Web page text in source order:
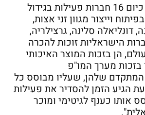
בישראל קיימות כיום 16 חברות פעילות בגידול
וייצור מגוון זני אצות,
דונליאלה סלינה, גרצילריה,
הישראליות זוכות להכרה
הן בזכות המוצר האיכותי
בזכות מערך המו"פ
המתקדם שלהן, שעליו מבוסס כל
הגיע הזמן להסדיר את פעילות
אותו כענף לגיטימי ומוכר